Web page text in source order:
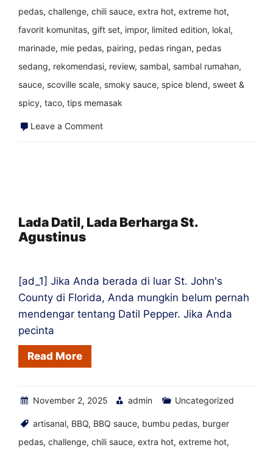
pedas, challenge, chili sauce, extra hot, extreme hot,
favorit komunitas, gift set, impor, limited edition, lokal,
marinade, mie pedas, pairing, pedas ringan, pedas
sedang, rekomendasi, review, sambal, sambal rumahan,
sauce, scoville scale, smoky sauce, spice blend, sweet &
spicy, taco, tips memasak
Leave a Commenton
Saya
Lada Datil, Lada Berharga St.
Agustinus
[ad_1] Jika Anda berada di luar St. John's
County di Florida, Anda mungkin belum pernah
mendengar tentang Datil Pepper. Jika Anda
pecinta
Read More
November 2, 2025 admin Uncategorized
artisanal, BBQ, BBQ sauce, bumbu pedas, burger
pedas, challenge, chili sauce, extra hot, extreme hot,